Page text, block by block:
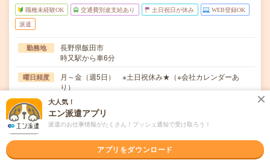
職種未経験OK 交通費別途支給あり 土日祝日が休み WEB登録OK
派遣
勤務地
長野県飯田市
時又駅から車6分
曜日頻度
月～金（週5日） ※土日祝休み★（※会社カレンダーあ
り）
時間
08:30～17:15(実働8時間 休憩45分)※始業時間を遅らせる
などご相談OK！
期間
時給1350円～1400円 月収例 216,000円～224,000円+残
大人気！
エン派遣アプリ
派遣のお仕事情報がたくさん！プッシュ通知で受け取ろう！
アプリをダウンロード